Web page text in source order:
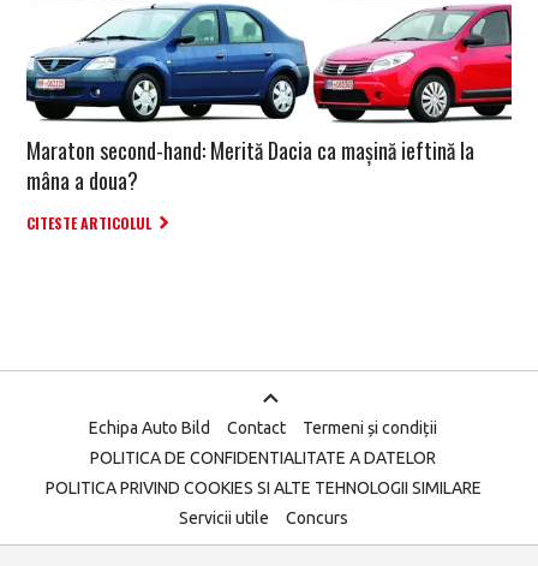
Maraton second-hand: Merită Dacia ca mașină ieftină la
mâna a doua?
CITESTE ARTICOLUL
Echipa Auto Bild Contact
Termeni și condiții
POLITICA DE CONFIDENTIALITATE A DATELOR
POLITICA PRIVIND COOKIES SI ALTE TEHNOLOGII SIMILARE
Servicii utile
Concurs